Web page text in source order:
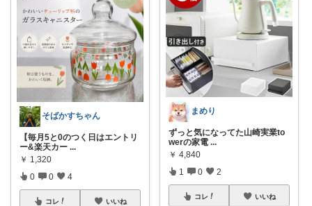
そばかすちゃん
【毎月5と0のつく日はエントリ
ー&楽天カー ...
￥ 1,320
0 0 4
コレ いいね
まめり
ずっと気になってた山崎実業to
werの家電 ...
￥ 4,840
1 0 2
コレ いいね